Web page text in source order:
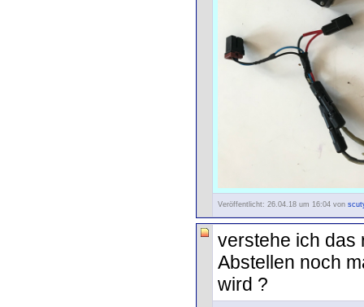
Veröffentlicht: 26.04.18 um 16:04 von
verstehe ich das
Abstellen noch
wird ?